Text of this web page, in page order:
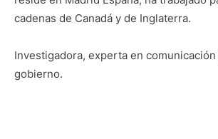
cadenas de Canadá y de Inglaterra.
Investigadora, experta en
gobierno.